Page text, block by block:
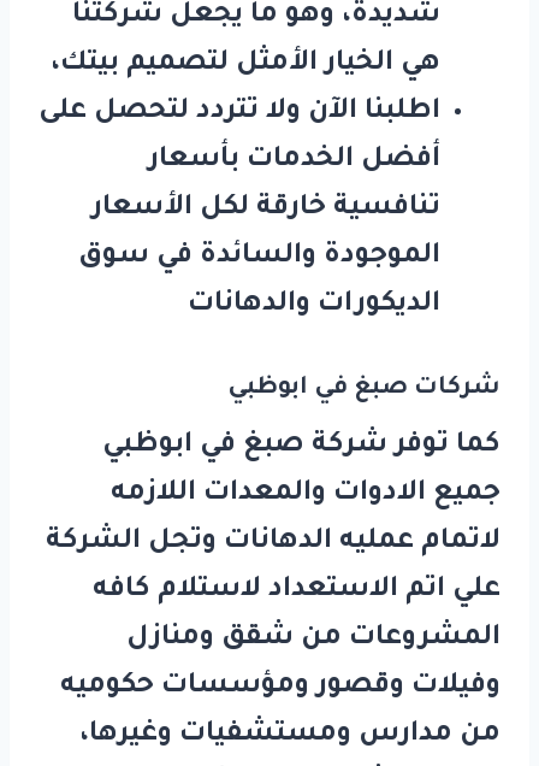
شديدة، وهو ما يجعل شركتنا
هي الخيار الأمثل لتصميم بيتك،
اطلبنا الآن ولا تتردد لتحصل على
أفضل الخدمات بأسعار
تنافسية خارقة لكل الأسعار
الموجودة والسائدة في سوق
الديكورات والدهانات
شركات صبغ في ابوظبي
كما توفر شركة صبغ في ابوظبي
جميع الادوات والمعدات اللازمه
لاتمام عمليه الدهانات وتجل الشركة
علي اتم الاستعداد لاستلام كافه
المشروعات من شقق ومنازل
وفيلات وقصور ومؤسسات حكوميه
من مدارس ومستشفيات وغيرها،